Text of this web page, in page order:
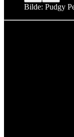
Bilde: Pudgy